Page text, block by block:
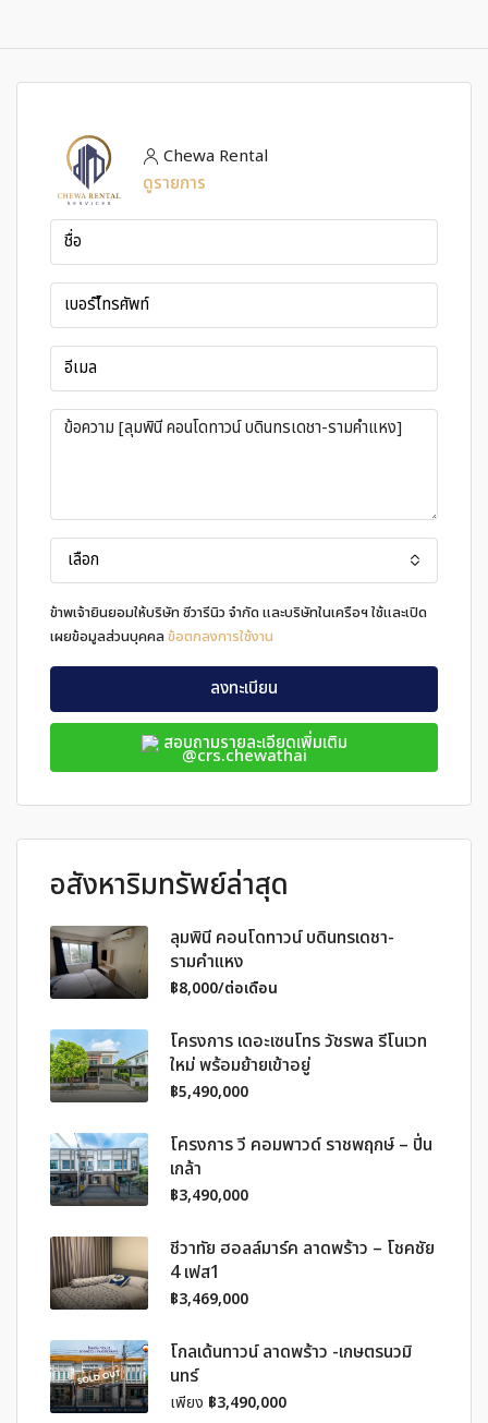
Chewa Rental
ดูรายการ
เลือก
ข้าพเจ้ายินยอมให้บริษัท ชีวารีนิว จำกัด และบริษัทในเครือฯ ใช้และเปิด
เผยข้อมูลส่วนบุคคล ข้อตกลงการใช้งาน
ลงทะเบียน
สอบถามรายละเอียดเพิ่มเติม
@crs.chewathai
อสังหาริมทรัพย์ล่าสุด
ลุมพินี คอนโดทาวน์ บดินทรเดชา-
รามคำแหง
฿8,000/ต่อเดือน
โครงการ เดอะเซนโทร วัชรพล รีโนเวท
ใหม่ พร้อมย้ายเข้าอยู่
฿5,490,000
โครงการ วี คอมพาวด์ ราชพฤกษ์ – ปิ่น
เกล้า
฿3,490,000
ชีวาทัย ฮอลล์มาร์ค ลาดพร้าว – โชคชัย
4 เฟส1
฿3,469,000
โกลเด้นทาวน์ ลาดพร้าว -เกษตรนวมิ
นทร์
เพียง ฿3,490,000